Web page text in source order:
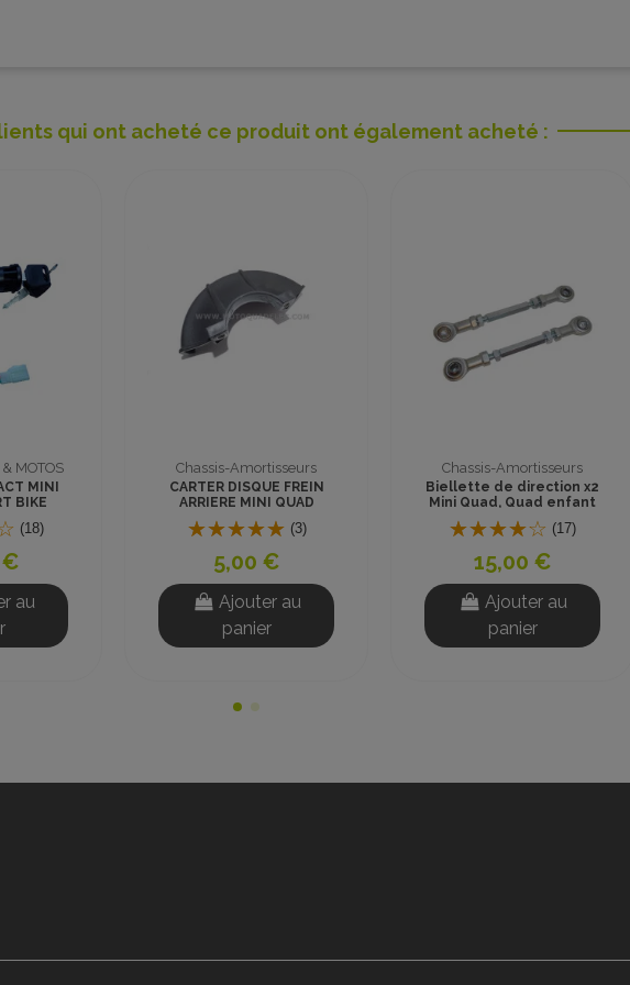
qui ont acheté ce produit ont également acheté :
FREIN AVANT
TOUS TYPES
€
au
Carénage
REPOSE PIED GAUCHE
TOX DEPUIS 2020
12,00 €
Ajouter au
panier
Poignees
POIGNEE ECLAIRAGE ET
INDICATEUR DE
BATTERIE 36V
22,00 €
Ajouter au
panier